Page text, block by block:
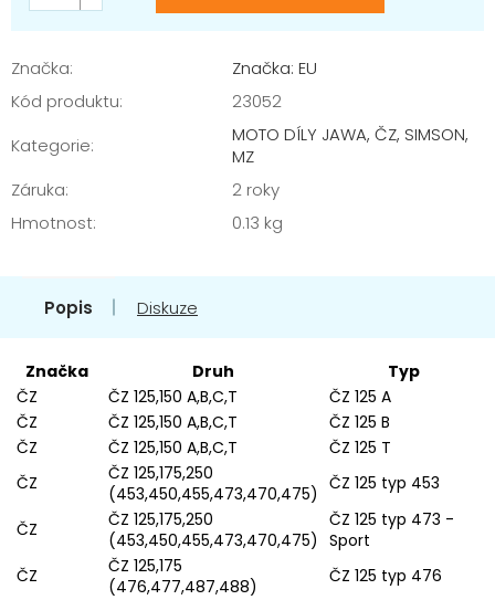
Značka:
Značka: EU
Kód produktu:
23052
Kategorie:
MOTO DÍLY JAWA, ČZ, SIMSON,
MZ
Záruka:
2 roky
Hmotnost: 0.13 kg
Popis Diskuze
Značka Druh
Typ
ČZ
ČZ 125,150 A,B,C,T
ČZ 125 A
ČZ
ČZ 125,150 A,B,C,T
ČZ 125 B
ČZ
ČZ 125,150 A,B,C,T
ČZ 125 T
ČZ
ČZ 125,175,250
(453,450,455,473,470,475) ČZ 125 typ 453
ČZ
ČZ 125,175,250
(453,450,455,473,470,475)
ČZ 125 typ 473 -
Sport
ČZ
ČZ 125,175
(476,477,487,488)
ČZ 125 typ 476